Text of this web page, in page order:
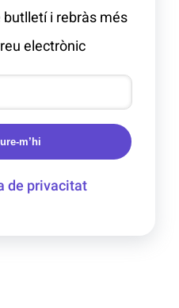
i rebràs més
electrònic
m’hi
de privacitat